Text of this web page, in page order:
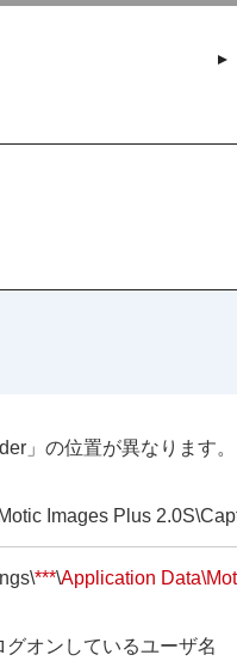
」の位置が異なります。
Images Plus
***\Application
グオンしているユーザ名